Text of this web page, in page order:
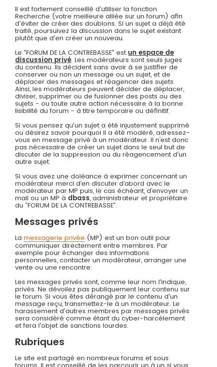
Il est fortement conseillé d'utiliser la fonction
Recherche (votre meilleure alliée sur un forum) afin
d'éviter de créer des doublons. Si un sujet a déjà été
traité, poursuivez la discussion dans le sujet existant
plutôt que d'en créer un nouveau.
Le ”FORUM DE LA CONTREBASSE” est un espace de
discussion privé. Les modérateurs sont seuls juges
du contenu. Ils décident sans avoir à se justifier de
conserver ou non un message ou un sujet, et de
déplacer des messages et réagencer des sujets.
Ainsi, les modérateurs peuvent décider de déplacer,
diviser, supprimer ou de fusionner des posts ou des
sujets - ou toute autre action nécessaire à la bonne
lisibilité du forum - à titre temporaire ou définitif.
Si vous pensez qu'un sujet a été injustement supprimé
ou désirez savoir pourquoi il a été modéré, adressez-
vous en message privé à un modérateur. Il n’est donc
pas nécessaire de créer un sujet dans le seul but de
discuter de la suppression ou du réagencement d'un
autre sujet.
Si vous avez une doléance à exprimer concernant un
modérateur merci d’en discuter d’abord avec le
modérateur par MP puis, le cas échéant, d’envoyer un
mail ou un MP à dbass, administrateur et propriétaire
du ”FORUM DE LA CONTREBASSE”.
Messages privés
Lamessagerie privée (MP) est un bon outil pour
communiquer directement entre membres. Par
exemple pour échanger des informations
personnelles, contacter un modérateur, arranger une
vente ou une rencontre.
Les messages privés sont, comme leur nom l'indique,
privés. Ne dévoilez pas publiquement leur contenu sur
le forum. Si vous êtes dérangé par le contenu d'un
message reçu, transmettez-le à un modérateur. Le
harassement d'autres membres par messages privés
sera considéré comme étant du cyber-harcèlement
et fera l'objet de sanctions lourdes.
Rubriques
Le site est partagé en nombreux forums et sous